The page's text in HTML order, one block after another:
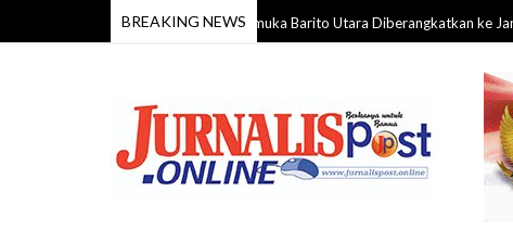
BREAKING NEWS
58 Anggota Kontingen Pramuka Barito Utara Diberangkatkan ke Jamnas XII